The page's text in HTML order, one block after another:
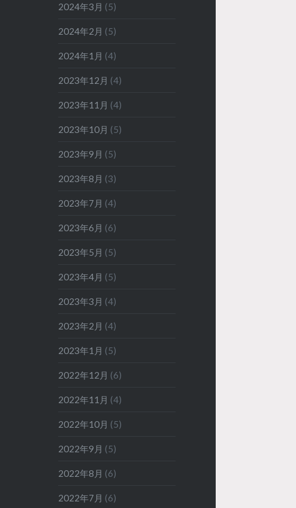
2024年3月 (5)
2024年2月 (5)
2024年1月 (4)
2023年12月 (4)
2023年11月 (4)
2023年10月 (5)
2023年9月 (5)
2023年8月 (3)
2023年7月 (4)
2023年6月 (6)
2023年5月 (5)
2023年4月 (5)
2023年3月 (4)
2023年2月 (4)
2023年1月 (5)
2022年12月 (6)
2022年11月 (4)
2022年10月 (5)
2022年9月 (5)
2022年8月 (6)
2022年7月 (6)